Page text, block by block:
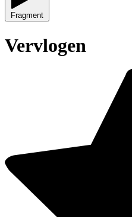
Fragment
Vervlogen